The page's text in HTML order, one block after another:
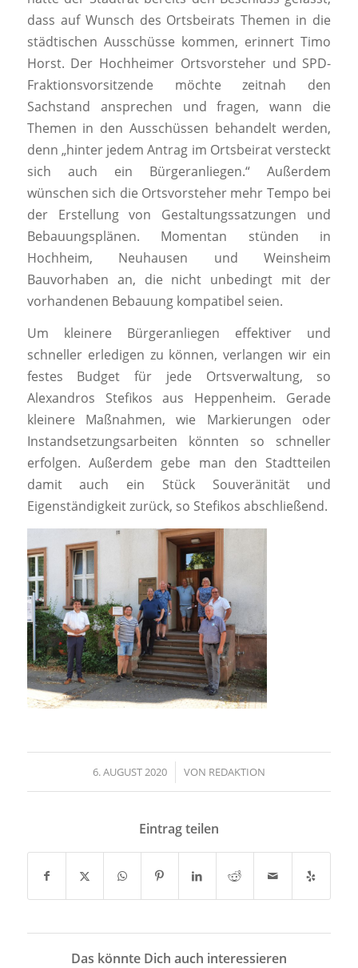
dass auf Wunsch des Ortsbeirats Themen in die
städtischen Ausschüsse kommen, erinnert Timo
Horst. Der Hochheimer Ortsvorsteher und SPD-
Fraktionsvorsitzende möchte zeitnah den
Sachstand ansprechen und fragen, wann die
Themen in den Ausschüssen behandelt werden,
denn „hinter jedem Antrag im Ortsbeirat versteckt
sich auch ein Bürgeranliegen.“ Außerdem
wünschen sich die Ortsvorsteher mehr Tempo bei
der Erstellung von Gestaltungssatzungen und
Bebauungsplänen. Momentan stünden in
Hochheim, Neuhausen und Weinsheim
Bauvorhaben an, die nicht unbedingt mit der
vorhandenen Bebauung kompatibel seien.
Um kleinere Bürgeranliegen effektiver und
schneller erledigen zu können, verlangen wir ein
festes Budget für jede Ortsverwaltung, so
Alexandros Stefikos aus Heppenheim. Gerade
kleinere Maßnahmen, wie Markierungen oder
Instandsetzungsarbeiten könnten so schneller
erfolgen. Außerdem gebe man den Stadtteilen
damit auch ein Stück Souveränität und
Eigenständigkeit zurück, so Stefikos abschließend.
6. AUGUST 2020
/ VON REDAKTION
Eintrag teilen
Das könnte Dich auch interessieren